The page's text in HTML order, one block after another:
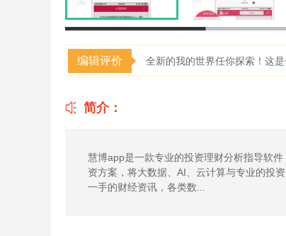
编辑评价 全新的我的世界任你探索！这是
简介：
慧博app是一款专业的投资理财分析指导软
资方案，将大数据、AI、云计算与专业的投
一手的财经资讯，各类数...